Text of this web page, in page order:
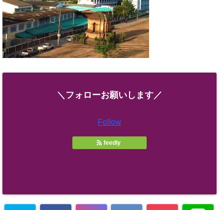
＼フォローお願いします／
Follow
feedly